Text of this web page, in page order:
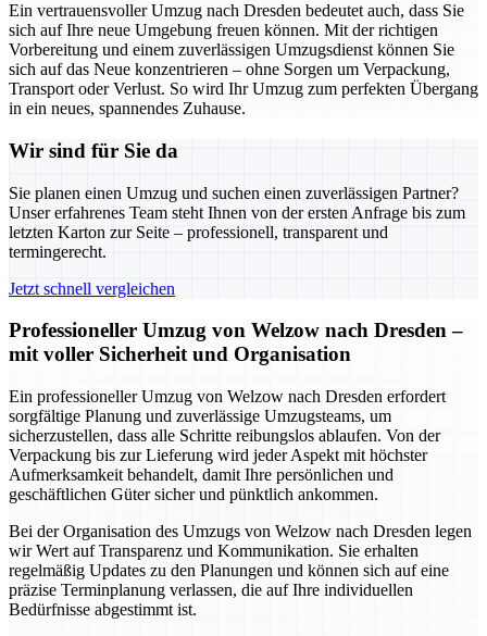
Ein vertrauensvoller Umzug nach Dresden bedeutet auch, dass Sie
sich auf Ihre neue Umgebung freuen können. Mit der richtigen
Vorbereitung und einem zuverlässigen Umzugsdienst können Sie
sich auf das Neue konzentrieren – ohne Sorgen um Verpackung,
Transport oder Verlust. So wird Ihr Umzug zum perfekten Übergang
in ein neues, spannendes Zuhause.
Wir sind für Sie da
Sie planen einen Umzug und suchen einen zuverlässigen Partner?
Unser erfahrenes Team steht Ihnen von der ersten Anfrage bis zum
letzten Karton zur Seite – professionell, transparent und
termingerecht.
Jetzt schnell vergleichen
Professioneller Umzug von Welzow nach Dresden –
mit voller Sicherheit und Organisation
Ein professioneller Umzug von Welzow nach Dresden erfordert
sorgfältige Planung und zuverlässige Umzugsteams, um
sicherzustellen, dass alle Schritte reibungslos ablaufen. Von der
Verpackung bis zur Lieferung wird jeder Aspekt mit höchster
Aufmerksamkeit behandelt, damit Ihre persönlichen und
geschäftlichen Güter sicher und pünktlich ankommen.
Bei der Organisation des Umzugs von Welzow nach Dresden legen
wir Wert auf Transparenz und Kommunikation. Sie erhalten
regelmäßig Updates zu den Planungen und können sich auf eine
präzise Terminplanung verlassen, die auf Ihre individuellen
Bedürfnisse abgestimmt ist.